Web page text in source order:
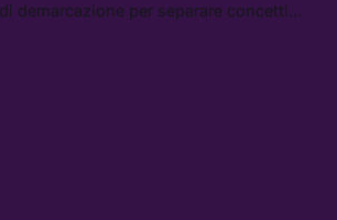
demarcazione per separare concetti